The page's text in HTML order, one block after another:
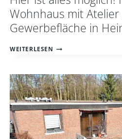
Wohnhaus mit
Gewerbefläche in
WEITERLESEN HIER
MÖGLICH!
INDIVIDUELLES
WOHNHAUS
MIT
ATELIER
UND
GEWERBEFLÄCHE